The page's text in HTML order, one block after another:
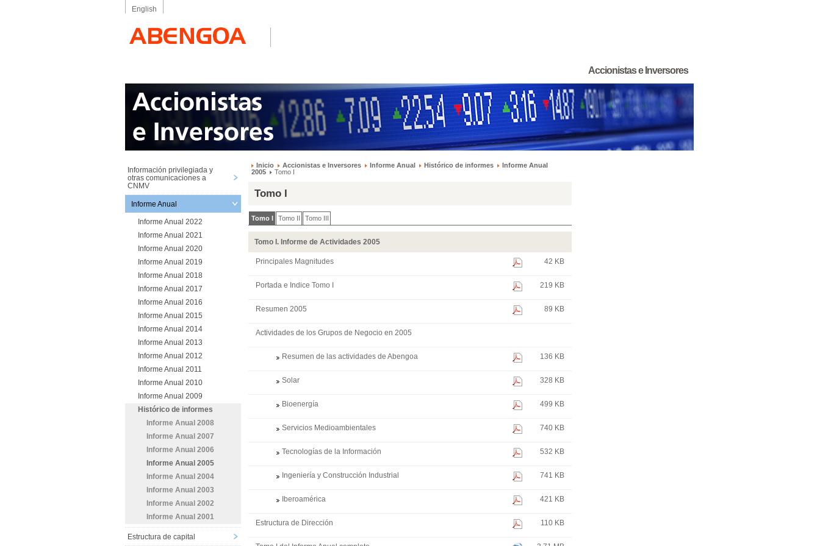
English
Accionistas e Inversores
Información privilegiada y
otras comunicaciones a
CNMV
Informe Anual
Informe Anual 2022
Informe Anual 2021
Informe Anual 2020
Informe Anual 2019
Informe Anual 2018
Informe Anual 2017
Informe Anual 2016
Informe Anual 2015
Informe Anual 2014
Informe Anual 2013
Informe Anual 2012
Informe Anual 2011
Informe Anual 2010
Informe Anual 2009
Histórico de informes
Informe Anual 2008
Informe Anual 2007
Informe Anual 2006
Informe Anual 2005
Informe Anual 2004
Informe Anual 2003
Informe Anual 2002
Informe Anual 2001
Estructura de capital
Inicio Accionistas e Inversores Informe Anual Histórico de informes
Informe Anual
2005
Tomo I
Tomo I
Tomo I Tomo II Tomo III
Tomo I. Informe de Actividades 2005
Principales Magnitudes 42 KB
Portada e Indice Tomo I 219 KB
Resumen 2005 89 KB
Actividades de los Grupos de Negocio en 2005
Resumen de las actividades de Abengoa 136 KB
Solar 328 KB
Bioenergía 499 KB
Servicios Medioambientales 740 KB
Tecnologías de la Información 532 KB
Ingeniería y Construcción Industrial 741 KB
Iberoamérica 421 KB
Estructura de Dirección 110 KB